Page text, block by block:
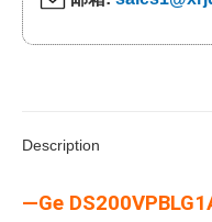
Description
—Ge